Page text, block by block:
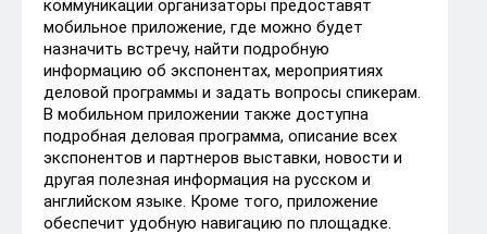
коммуникации организаторы предоставят
мобильное приложение, где можно будет
назначить встречу, найти подробную
информацию об экспонентах, мероприятиях
деловой программы и задать вопросы спикерам.
В мобильном приложении также доступна
подробная деловая программа, описание всех
экспонентов и партнеров выставки, новости и
другая полезная информация на русском и
английском языке. Кроме того, приложение
обеспечит удобную навигацию по площадке.